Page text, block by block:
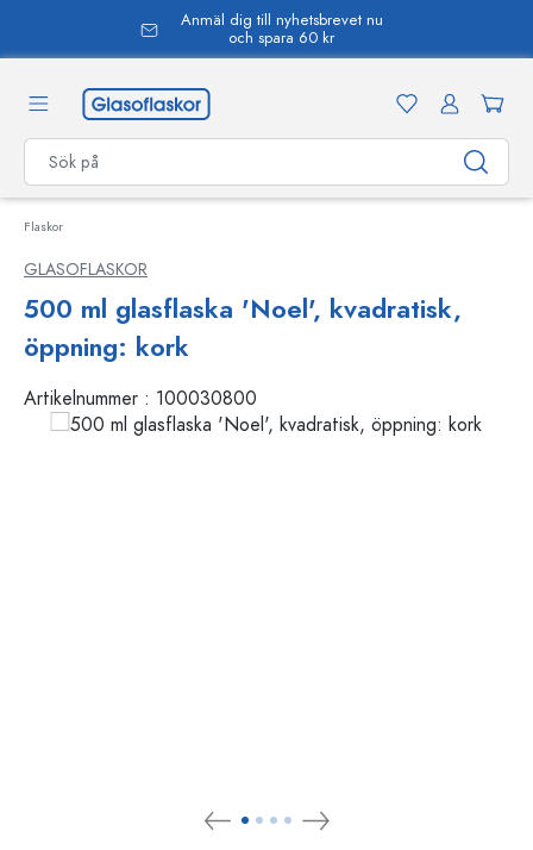
Anmäl dig till nyhetsbrevet nu
och spara 60 kr
Flaskor
GLASOFLASKOR
500 ml glasflaska 'Noel', kvadratisk,
öppning: kork
Artikelnummer : 100030800